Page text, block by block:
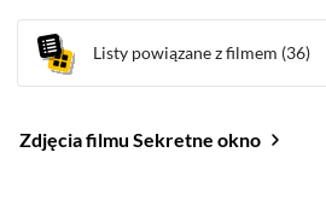
Listy powiązane z filmem (36)
Zdjęcia filmu Sekretne okno